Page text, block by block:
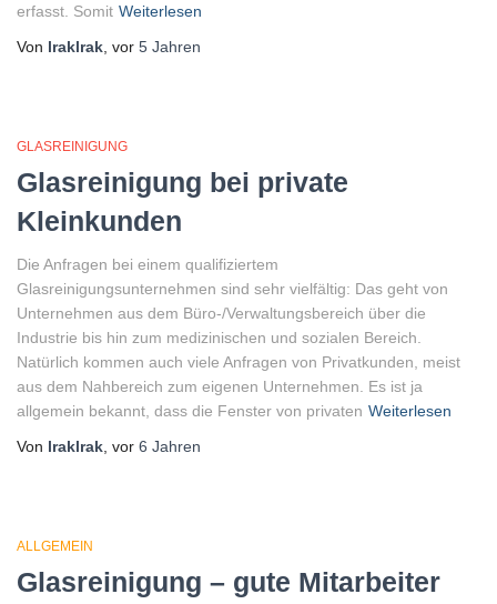
erfasst. Somit Weiterlesen
Von lraklrak , vor 5 Jahren
GLASREINIGUNG
Glasreinigung bei private
Kleinkunden
Die Anfragen bei einem qualifiziertem
Glasreinigungsunternehmen sind sehr vielfältig: Das geht von
Unternehmen aus dem Büro-/Verwaltungsbereich über die
Industrie bis hin zum medizinischen und sozialen Bereich.
Natürlich kommen auch viele Anfragen von Privatkunden, meist
aus dem Nahbereich zum eigenen Unternehmen. Es ist ja
allgemein bekannt, dass die Fenster von privaten Weiterlesen
Von lraklrak , vor 6 Jahren
ALLGEMEIN
Glasreinigung – gute Mitarbeiter